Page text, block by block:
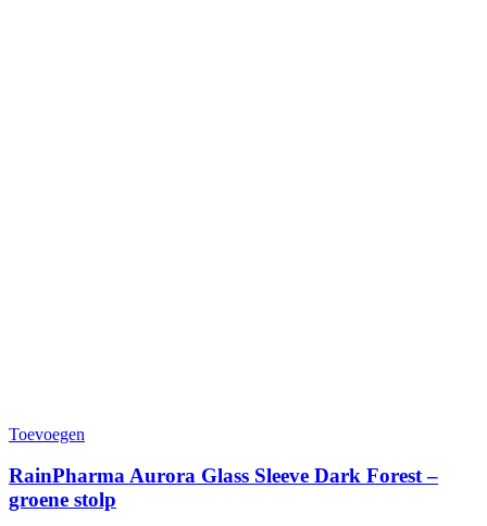
Toevoegen
RainPharma Aurora Glass Sleeve Dark Forest –
groene stolp